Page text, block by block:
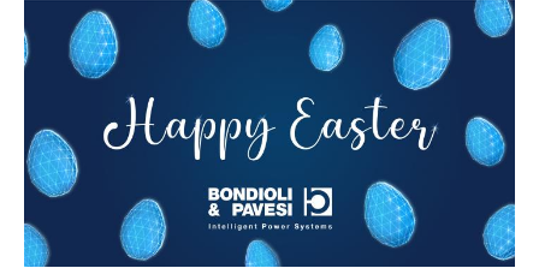
ПЕРЕЙТИ В РАЗДЕЛ